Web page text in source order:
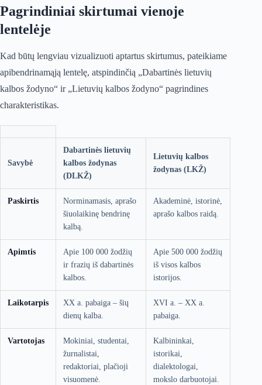
Pagrindiniai skirtumai vienoje
lentelėje
Kad būtų lengviau vizualizuoti aptartus skirtumus, pateikiame
apibendrinamąją lentelę, atspindinčią „Dabartinės lietuvių
kalbos žodyno“ ir „Lietuvių kalbos žodyno“ pagrindines
charakteristikas.
Savybė
Dabartinės lietuvių
kalbos žodynas
(DLKŽ)
Lietuvių kalbos
žodynas (LKŽ)
Paskirtis
Norminamasis, aprašo
šiuolaikinę bendrinę
kalbą.
Akademinė, istorinė,
aprašo kalbos raidą.
Apimtis
Apie 100 000 žodžių
ir frazių iš dabartinės
kalbos.
Apie 500 000 žodžių
iš visos kalbos
istorijos.
Laikotarpis
XX a. pabaiga – šių
dienų kalba.
XVI a. – XX a.
pabaiga.
Vartotojas
Mokiniai, studentai,
žurnalistai,
redaktoriai, plačioji
visuomenė.
Kalbininkai,
istorikai,
dialektologai,
mokslo darbuotojai.